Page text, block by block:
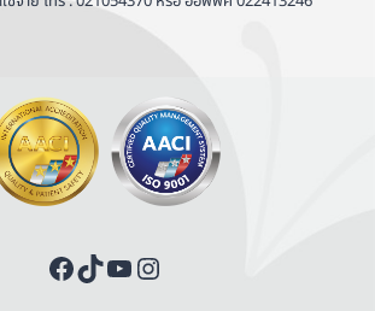
Facebook
TikTok
YouTube
Instagram